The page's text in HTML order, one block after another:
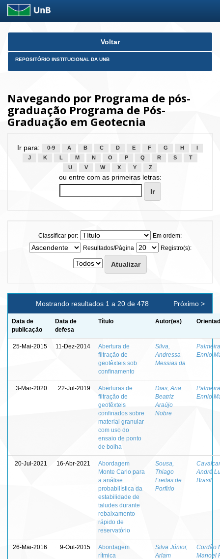
Skip
Voltar
REPOSITÓRIO INSTITUCIONAL DA UNB
Navegando por Programa de pós-
graduação Programa de Pós-
Graduação em Geotecnia
Ir para: 0-9 A B C D E F G H
J
K L M N O P Q R S
T
U
V W X Y Z
ou entre com as primeiras letras:
Classificar por:
Em ordem:
Resultados/Página
Registro(s):
Mostrando resultados 1 a 20 de 478 Próximo >
Data de
publicação
Data de
defesa
Título Autor(es)
25-Mai-2015 11-Dez-2014
Abertura de
filtração de
geotêxteis sob
confinamento
Silva,
Andressa
Messias da
Ennio
3-Mar-2020 22-Jul-2019
Aberturas de
filtração de
geotêxteis
confinados sobre
material granular
com uso do
ensaio de ponto
de bolha
Dias, Ana
Beatriz
Araújo
Nobre
Ennio
20-Jul-2021 16-Abr-2021
Abordagem
Monte Carlo para
a análise
probabilística da
estabilidade de
taludes durante
rebaixamento
rápido de
reservatório
Sousa,
Thiago
Freitas de
Porfírio
André
Brasil
26-Mai-2016 9-Out-2015
Abordagem
rítmica
Silva Júnior,
Arlam
Cordão
Manoel